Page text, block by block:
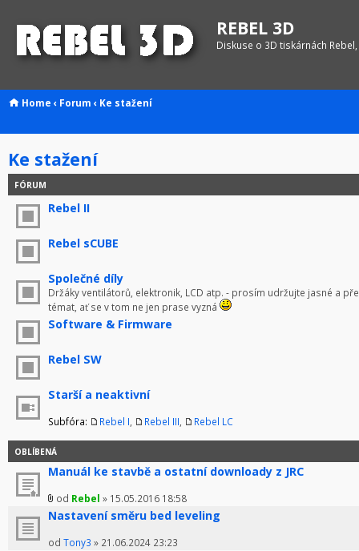
REBEL 3D
Diskuse o 3D tiskárnách
Home ‹ Forum ‹ Ke stažení
Ke stažení
FÓRUM
Rebel II
Rebel sCUBE
Společné díly
Držáky ventilátorů, elektronik, LCD atp. - prosím udržujte jasné a
témat, ať se v tom ne jen prase vyzná
Software & Firmware
Rebel SW
Starší a neaktivní
Subfóra: Rebel I, Rebel III, Rebel LC
OBLÍBENÁ
Manuál ke stavbě a ostatní downloady z JRC
od Rebel » 15.05.2016 18:58
Nastavení směru bed leveling
od Tony3 » 21.06.2024 23:23